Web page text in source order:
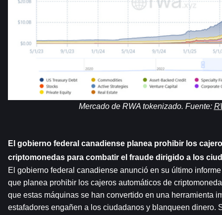
Mercado de RWA tokenizado. Fuente:
El gobierno federal canadiense planea prohibir los
criptomonedas para combatir el fraude dirigido a los
El gobierno federal canadiense anunció en su último
que planea prohibir los cajeros automáticos de
que estas máquinas se han convertido en una herramienta
estafadores engañen a los ciudadanos y blanqueen dinero.